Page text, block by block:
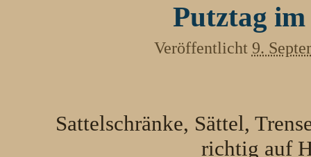
Putztag im
Veröffentlicht 9.
Sattelschränke, Sättel,
richtig auf